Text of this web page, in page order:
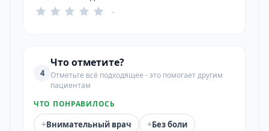
-
4
Что отметите?
Отметьте всё подходящее - это помогает другим
пациентам
ЧТО ПОНРАВИЛОСЬ
+Внимательный врач +Без боли